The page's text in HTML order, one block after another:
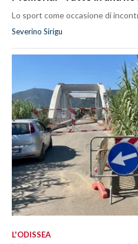
Lo sport come occasione di
Severino Sirigu
L'ODISSEA